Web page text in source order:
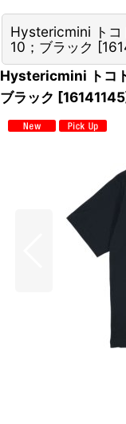
Hystericmini ト
10；ブラック [
Hystericmini トコ
ブラック [16141145